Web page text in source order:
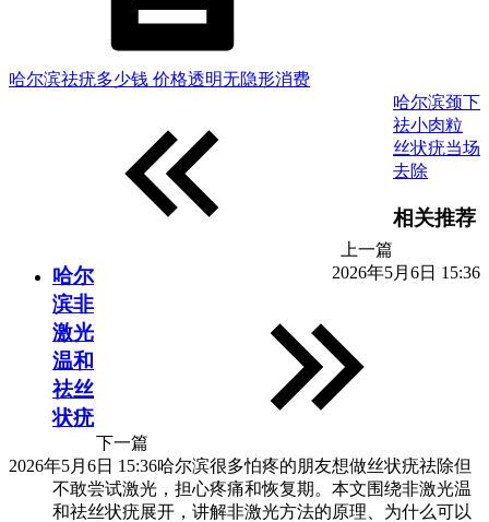
哈尔滨祛疣多少钱 价格透明无隐形消费
上一篇
2026年5月6日 15:36
哈尔滨颈下
祛小肉粒
丝状疣当场
去除
下一篇
2026年5月6日 15:36
相关推荐
哈尔
滨非
激光
温和
祛丝
状疣
哈尔滨很多怕疼的朋友想做丝状疣祛除但
不敢尝试激光，担心疼痛和恢复期。本文围绕非激光温
和祛丝状疣展开，讲解非激光方法的原理、为什么可以